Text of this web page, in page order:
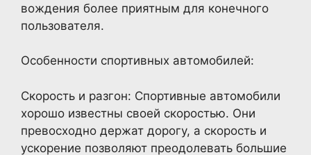
вождения более приятным для конечного
пользователя.
Особенности спортивных автомобилей:
Скорость и разгон: Спортивные автомобили
хорошо известны своей скоростью. Они
превосходно держат дорогу, а скорость и
ускорение позволяют преодолевать большие